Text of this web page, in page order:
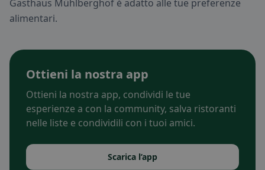
Gasthaus Mühlberghof è adatto alle tue preferenze
alimentari.
Ottieni la nostra app
Ottieni la nostra app, condividi le tue
esperienze a con la community, salva ristoranti
nelle liste e condividili con i tuoi amici.
Scarica l’app